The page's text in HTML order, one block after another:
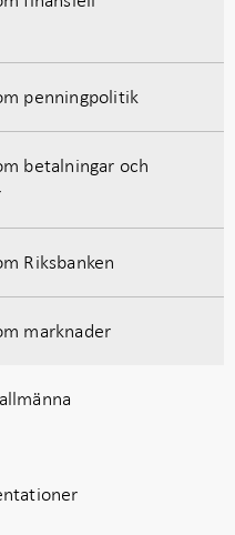
penningpolitik
betalningar och
Riksbanken
marknader